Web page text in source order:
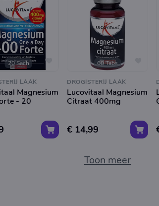
20 Sach
LAAK
Magnesium
- 20
60 Tabs
DROGISTERIJ LAAK
Lucovitaal Magnesium
Citraat 400mg
€ 14,99
Toon meer